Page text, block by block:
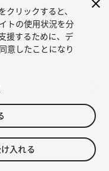
クリックすると、
トの使用状況を分
援するために、デ
意したことになり
入れる